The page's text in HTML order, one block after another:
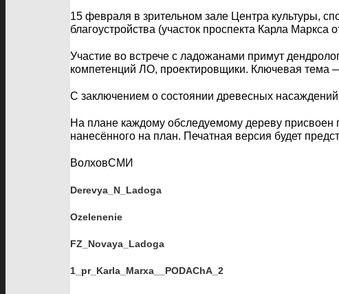
15 февраля в зрительном зале Центра культуры,
благоустройства (участок проспекта Карла
Участие во встрече с ладожанами примут
компетенций ЛО, проектировщики. Ключевая тема
С заключением о состоянии древесных
На плане каждому обследуемому дереву
нанесённого на план. Печатная версия будет
ВолховСМИ
Derevya_N_Ladoga
Ozelenenie
FZ_Novaya_Ladoga
1_pr_Karla_Marxa__PODAChA_2